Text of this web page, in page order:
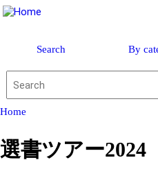
Search By
Home
選書ツアー2024